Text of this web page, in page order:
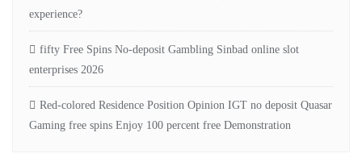
experience?
fifty Free Spins No-deposit Gambling Sinbad online slot
enterprises 2026
Red-colored Residence Position Opinion IGT no deposit Quasar
Gaming free spins Enjoy 100 percent free Demonstration